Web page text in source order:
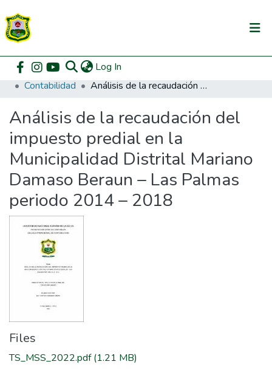
Log In
Communities & Collections
All of DSpace
DSpace Statistics
Home Pregrado
Facultad de Contabilidad
Contabilidad
Análisis de la recaudación del impuesto predial en la Municipalidad Distrital Mariano Damaso Beraun – Las Palmas periodo 2014 – 2018
Análisis de la recaudación del
impuesto predial en la
Municipalidad Distrital Mariano
Damaso Beraun – Las Palmas
periodo 2014 – 2018
Files
TS_MSS_2022.pdf(1.21 MB)